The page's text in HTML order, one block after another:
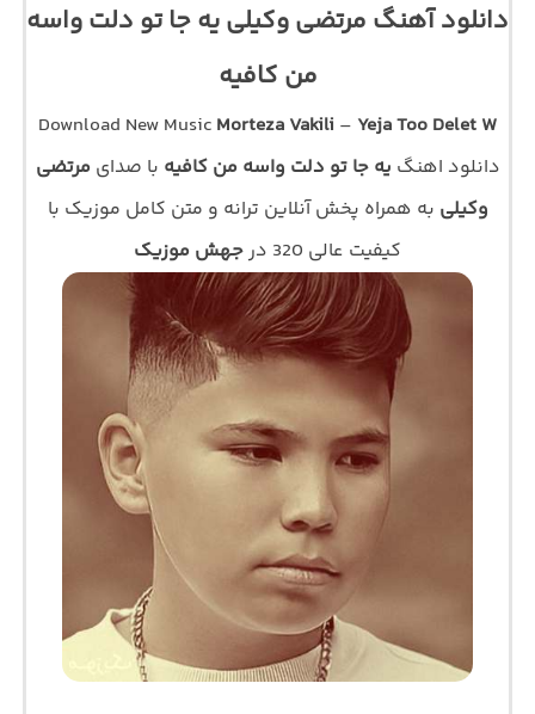
دانلود آهنگ مرتضی وکیلی یه جا تو دلت واسه
من کافیه
Download New Music Morteza Vakili – Yeja Too Delet W
دانلود اهنگ یه جا تو دلت واسه من کافیه با صدایمرتضی
وکیلی به همراه پخش آنلاین ترانه و متن کامل موزیک با
کیفیت عالی 320 در
جهش موزیک